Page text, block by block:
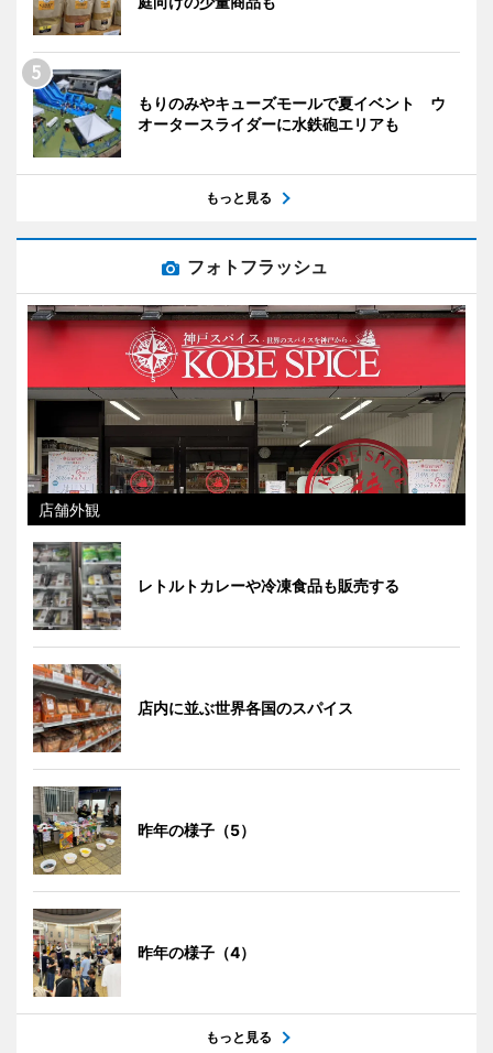
もりのみやキューズモールで夏イベント ウ
オータースライダーに水鉄砲エリアも
もっと見る
フォトフラッシュ
店舗外観
レトルトカレーや冷凍食品も販売する
店内に並ぶ世界各国のスパイス
昨年の様子（5）
昨年の様子（4）
もっと見る